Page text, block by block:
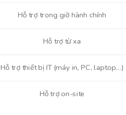
Hỗ trợ trong giờ hành chính
Hỗ trợ từ xa
Hỗ trợ thiết bị IT (máy in, PC, laptop…)
Hỗ trợ on-site